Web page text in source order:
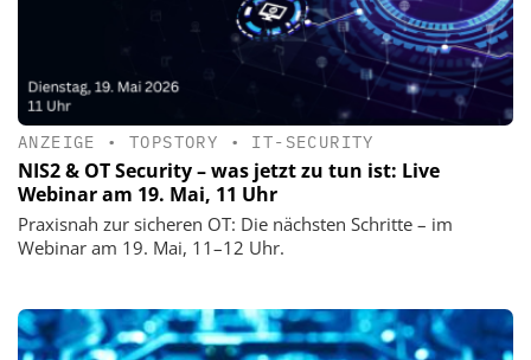
ANZEIGE •TOPSTORY • IT-SECURITY
NIS2 & OT Security – was jetzt zu tun ist: Live
Webinar am 19. Mai, 11 Uhr
Praxisnah zur sicheren OT: Die nächsten Schritte – im
Webinar am 19. Mai, 11–12 Uhr.